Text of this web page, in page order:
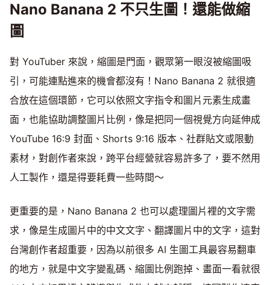
Nano Banana 2 不只生圖！還能做縮
圖
對 YouTuber 來說，縮圖是門面，觀眾第一眼沒被縮圖吸
引，可能連點進來的機會都沒有！Nano Banana 2 就很適
合放在這個環節，它可以依照文字指令和圖片元素生成畫
面，也能協助調整圖片比例，像是把同一個視覺方向延伸成
YouTube 16:9 封面、Shorts 9:16 版本、社群貼文或限動
素材，對創作者來說，跨平台經營就容易許多了，要不然用
人工製作，還是得要耗費一些時間～
更重要的是，Nano Banana 2 也可以處理圖片裡的文字需
求，像是生成圖片中的中文文字、翻譯圖片中的文字，這對
台灣創作者超重要，因為以前很多 AI 生圖工具最容易翻車
的地方，就是中文字變亂碼、縮圖比例跑掉、畫面一看就很